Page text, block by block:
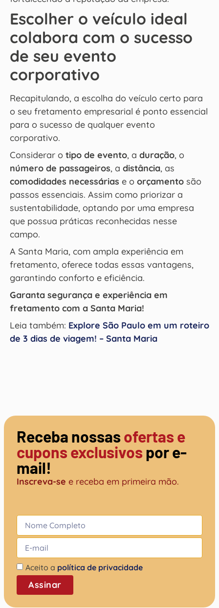
Escolher o veículo ideal
colabora com o sucesso
de seu evento
corporativo
Recapitulando, a escolha do veículo certo para
o seu fretamento empresarial é ponto essencial
para o sucesso de qualquer evento
corporativo.
Considerar o tipo de evento, a duração, o
número de passageiros, a distância, as
comodidades necessárias e o orçamento são
passos essenciais. Assim como priorizar a
sustentabilidade, optando por uma empresa
que possua práticas reconhecidas nesse
campo.
A Santa Maria, com ampla experiência em
fretamento, oferece todas essas vantagens,
garantindo conforto e eficiência.
Garanta segurança e experiência em
fretamento com a Santa Maria!
Leia também: Explore São Paulo em um roteiro
de 3 dias de viagem! – Santa Maria
Receba nossas ofertas e
cupons exclusivos por e-
mail!
Inscreva-se e receba em primeira mão.
Aceito a política de privacidade
Assinar